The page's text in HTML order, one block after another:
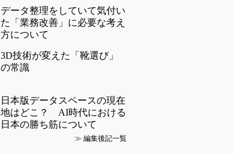
データ整理をしていて気付い
た「業務改善」に必要な考え
方について
3D技術が変えた「靴選び」
の常識
日本版データスペースの現在
地はどこ？ AI時代における
日本の勝ち筋について
≫ 編集後記一覧